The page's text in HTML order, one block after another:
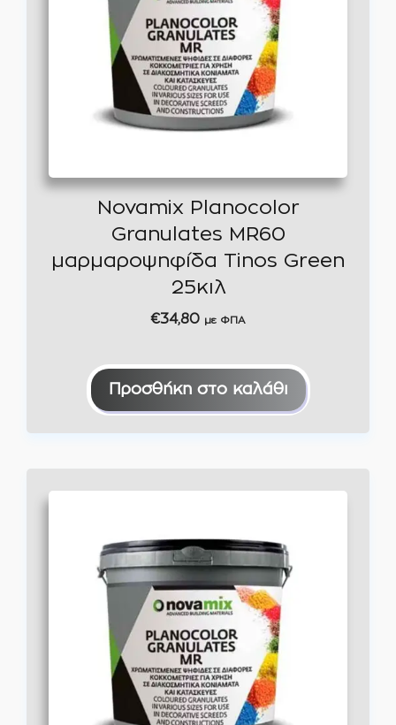
Novamix Planocolor
Granulates MR60
μαρμαροψηφίδα Tinos Green
25κιλ
€34,80 με ΦΠΑ
Προσθήκη στο καλάθι